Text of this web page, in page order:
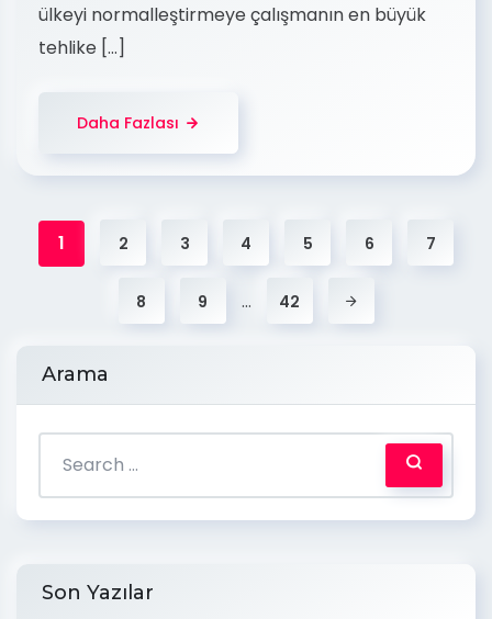
ülkeyi normalleştirmeye çalışmanın en büyük
tehlike […]
Daha Fazlası
1 2 3 4 5 6 7
8 9 … 42
Arama
Son Yazılar